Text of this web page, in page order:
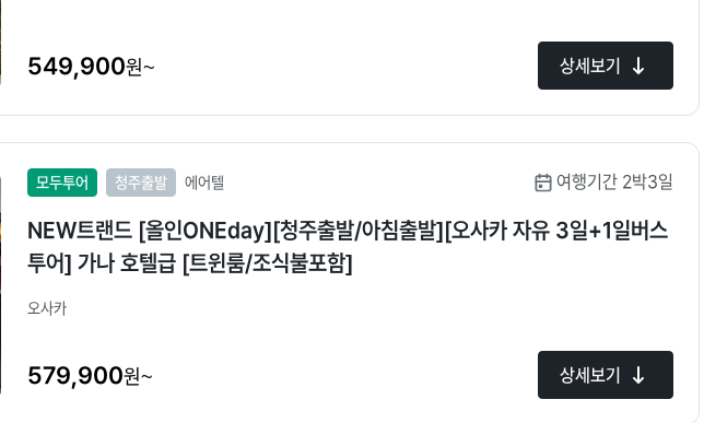
549,900원~ 상세보기
모두투어 청주출발 에어텔 여행기간 2박3일
NEW트랜드 [올인ONEday][청주출발/아침출발][오사카 자유 3일+1일버스
투어] 가나 호텔급 [트윈룸/조식불포함]
오사카
579,900원~ 상세보기